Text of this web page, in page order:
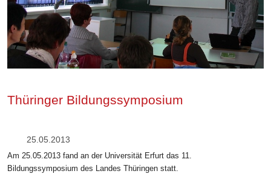
Thüringer Bildungssymposium
25.05.2013
Am 25.05.2013 fand an der Universität Erfurt das 11.
Bildungssymposium des Landes Thüringen statt.